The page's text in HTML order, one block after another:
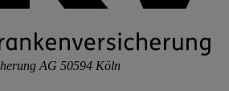
AG 50594 Köln